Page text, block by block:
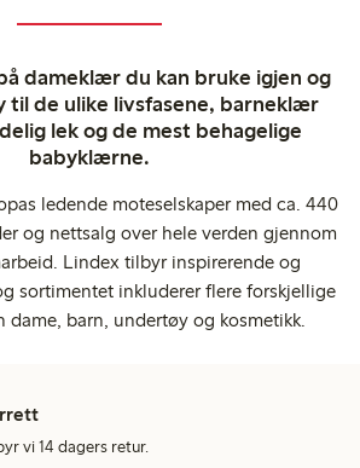
dameklær du kan bruke igjen og
til de ulike livsfasene, barneklær
lek og de mest behagelige
babyklærne.
ledende moteselskaper med ca. 440
og nettsalg over hele verden gjennom
Lindex tilbyr inspirerende og
sortimentet inkluderer flere forskjellige
dame, barn, undertøy og kosmetikk.
vi 14 dagers retur.